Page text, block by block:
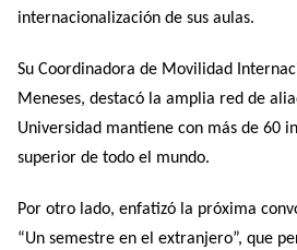
internacionalización de sus aulas.
Su Coordinadora de Movilidad
Meneses, destacó la amplia red de
Universidad mantiene con más de 60
superior de todo el mundo.
Por otro lado, enfatizó la próxima
“Un semestre en el extranjero”, que